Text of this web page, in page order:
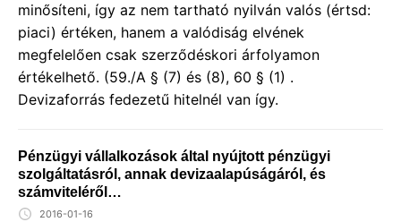
minősíteni, így az nem tartható nyilván valós (értsd:
piaci) értéken, hanem a valódiság elvének
megfelelően csak szerződéskori árfolyamon
értékelhető. (59./A § (7) és (8), 60 § (1) .
Devizaforrás fedezetű hitelnél van így.
Pénzügyi vállalkozások által nyújtott pénzügyi
szolgáltatásról, annak devizaalapúságáról, és
számviteléről…
2016-01-16